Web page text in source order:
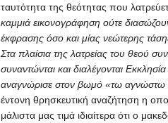
ταυτότητα της θεότητας που
καμμιά εικονογράφηση ούτε
έκφρασης όσο και μίας νεώτερης
Στα πλαίσια της λατρείας του θεού
συναντώνται και διαλέγονται
αναγνώρισε στον βωμό «τω αγνώστω
έντονη θρησκευτική αναζήτηση η
μάλιστα μας τιμά ιδιαίτερα ότι ο